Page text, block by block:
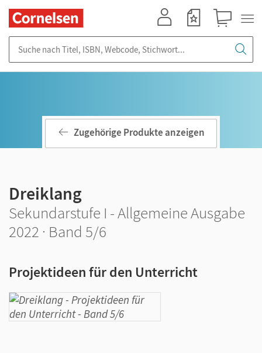
Zugehörige Produkte anzeigen
Dreiklang
Sekundarstufe I - Allgemeine Ausgabe
2022 · Band 5/6
Projektideen für den Unterricht